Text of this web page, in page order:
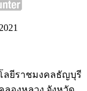
ลยีราชมงคลธัญบุรี